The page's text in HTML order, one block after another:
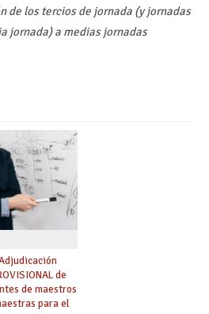
de los tercios de jornada (y jornadas
jornada) a medias jornadas
de
de maestros
para el